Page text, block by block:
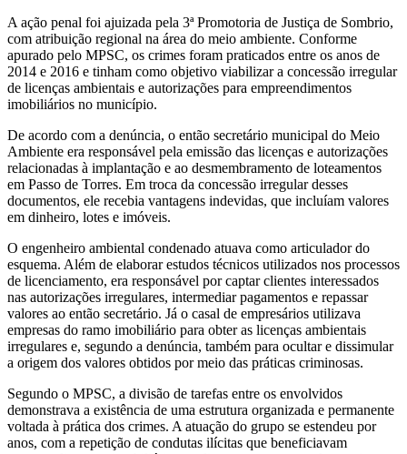
A ação penal foi ajuizada pela 3ª Promotoria de Justiça de Sombrio,
com atribuição regional na área do meio ambiente. Conforme
apurado pelo MPSC, os crimes foram praticados entre os anos de
2014 e 2016 e tinham como objetivo viabilizar a concessão irregular
de licenças ambientais e autorizações para empreendimentos
imobiliários no município.
De acordo com a denúncia, o então secretário municipal do Meio
Ambiente era responsável pela emissão das licenças e autorizações
relacionadas à implantação e ao desmembramento de loteamentos
em Passo de Torres. Em troca da concessão irregular desses
documentos, ele recebia vantagens indevidas, que incluíam valores
em dinheiro, lotes e imóveis.
O engenheiro ambiental condenado atuava como articulador do
esquema. Além de elaborar estudos técnicos utilizados nos processos
de licenciamento, era responsável por captar clientes interessados
nas autorizações irregulares, intermediar pagamentos e repassar
valores ao então secretário. Já o casal de empresários utilizava
empresas do ramo imobiliário para obter as licenças ambientais
irregulares e, segundo a denúncia, também para ocultar e dissimular
a origem dos valores obtidos por meio das práticas criminosas.
Segundo o MPSC, a divisão de tarefas entre os envolvidos
demonstrava a existência de uma estrutura organizada e permanente
voltada à prática dos crimes. A atuação do grupo se estendeu por
anos, com a repetição de condutas ilícitas que beneficiavam